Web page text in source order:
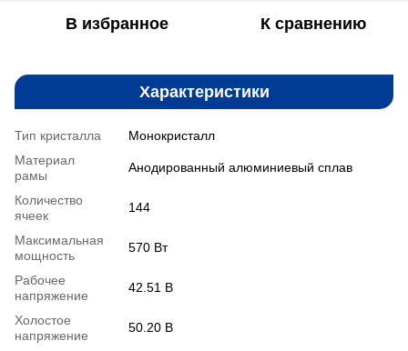
В избранное К сравнению
Характеристики
Тип кристалла
Монокристалл
Материал
рамы
Анодированный алюминиевый сплав
Количество
ячеек
144
Максимальная
мощность
570 Вт
Рабочее
напряжение
42.51 В
Холостое
напряжение
50.20 В